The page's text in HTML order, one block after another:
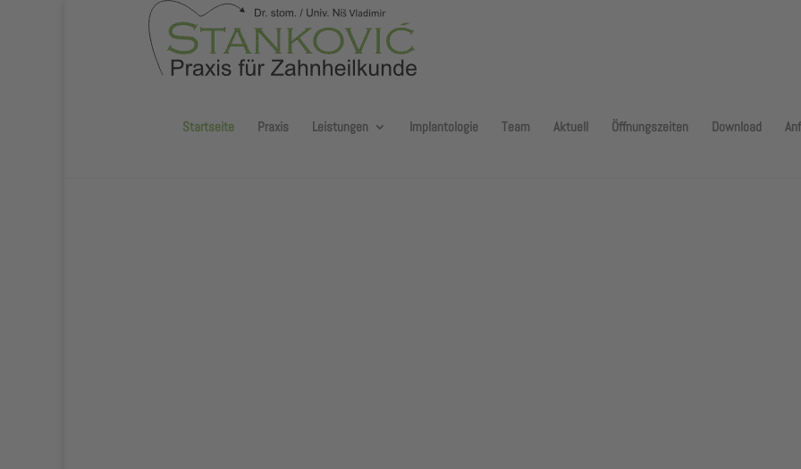
Startseite Praxis Leistungen Implantologie Team Aktuell Öffnungszeiten Download